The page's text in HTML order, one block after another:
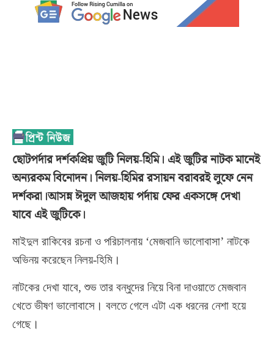
ছোটপর্দার দর্শকপ্রিয় জুটি নিলয়-হিমি। এই জুটির নাটক মানেই
অন্যরকম বিনোদন। নিলয়-হিমির রসায়ন বরাবরই লুফে নেন
দর্শকরা।আসন্ন ঈদুল আজহায় পর্দায় ফের একসঙ্গে দেখা
যাবে এই জুটিকে।
মাইদুল রাকিবের রচনা ও পরিচালনায় ‘মেজবানি ভালোবাসা’ নাটকে
অভিনয় করেছেন নিলয়-হিমি।
নাটকের দেখা যাবে, শুভ তার বন্ধুদের নিয়ে বিনা দাওয়াতে মেজবান
খেতে ভীষণ ভালোবাসে। বলতে গেলে এটা এক ধরনের নেশা হয়ে
গেছে।